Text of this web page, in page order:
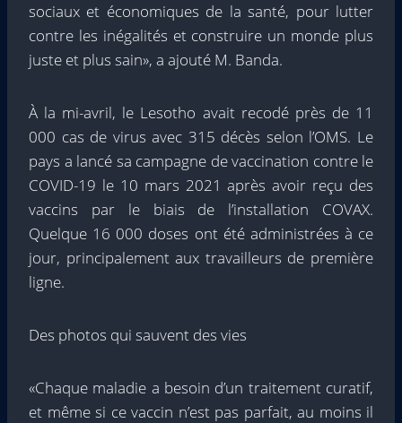
sociaux et économiques de la santé, pour lutter
contre les inégalités et construire un monde plus
juste et plus sain», a ajouté M. Banda.
À la mi-avril, le Lesotho avait recodé près de 11
000 cas de virus avec 315 décès selon l’OMS. Le
pays a lancé sa campagne de vaccination contre le
COVID-19 le 10 mars 2021 après avoir reçu des
vaccins par le biais de l’installation COVAX.
Quelque 16 000 doses ont été administrées à ce
jour, principalement aux travailleurs de première
ligne.
Des photos qui sauvent des vies
«Chaque maladie a besoin d’un traitement curatif,
et même si ce vaccin n’est pas parfait, au moins il